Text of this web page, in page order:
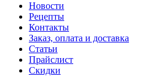
Новости
Рецепты
Контакты
Заказ, оплата и доставка
Статьи
Прайслист
Скидки